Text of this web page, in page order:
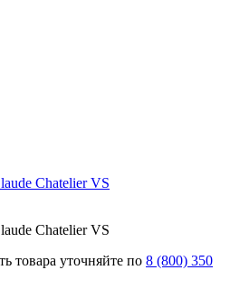
Chatelier VS
Chatelier VS
товара уточняйте по 8 (800) 350